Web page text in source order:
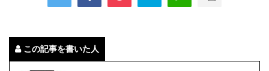
この記事を書いた人